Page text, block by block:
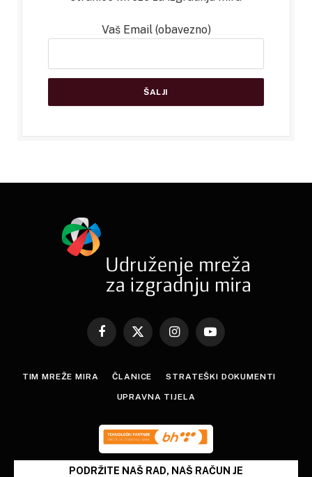
Vaš Email (obavezno)
Facebook
X
InstagramYouTube
TIM MREŽE MIRA ČLANICE STRATEŠKI DOKUMENTI
UPRAVNA TIJELA
PODRŽITE NAŠ RAD, NAŠ RAČUN JE